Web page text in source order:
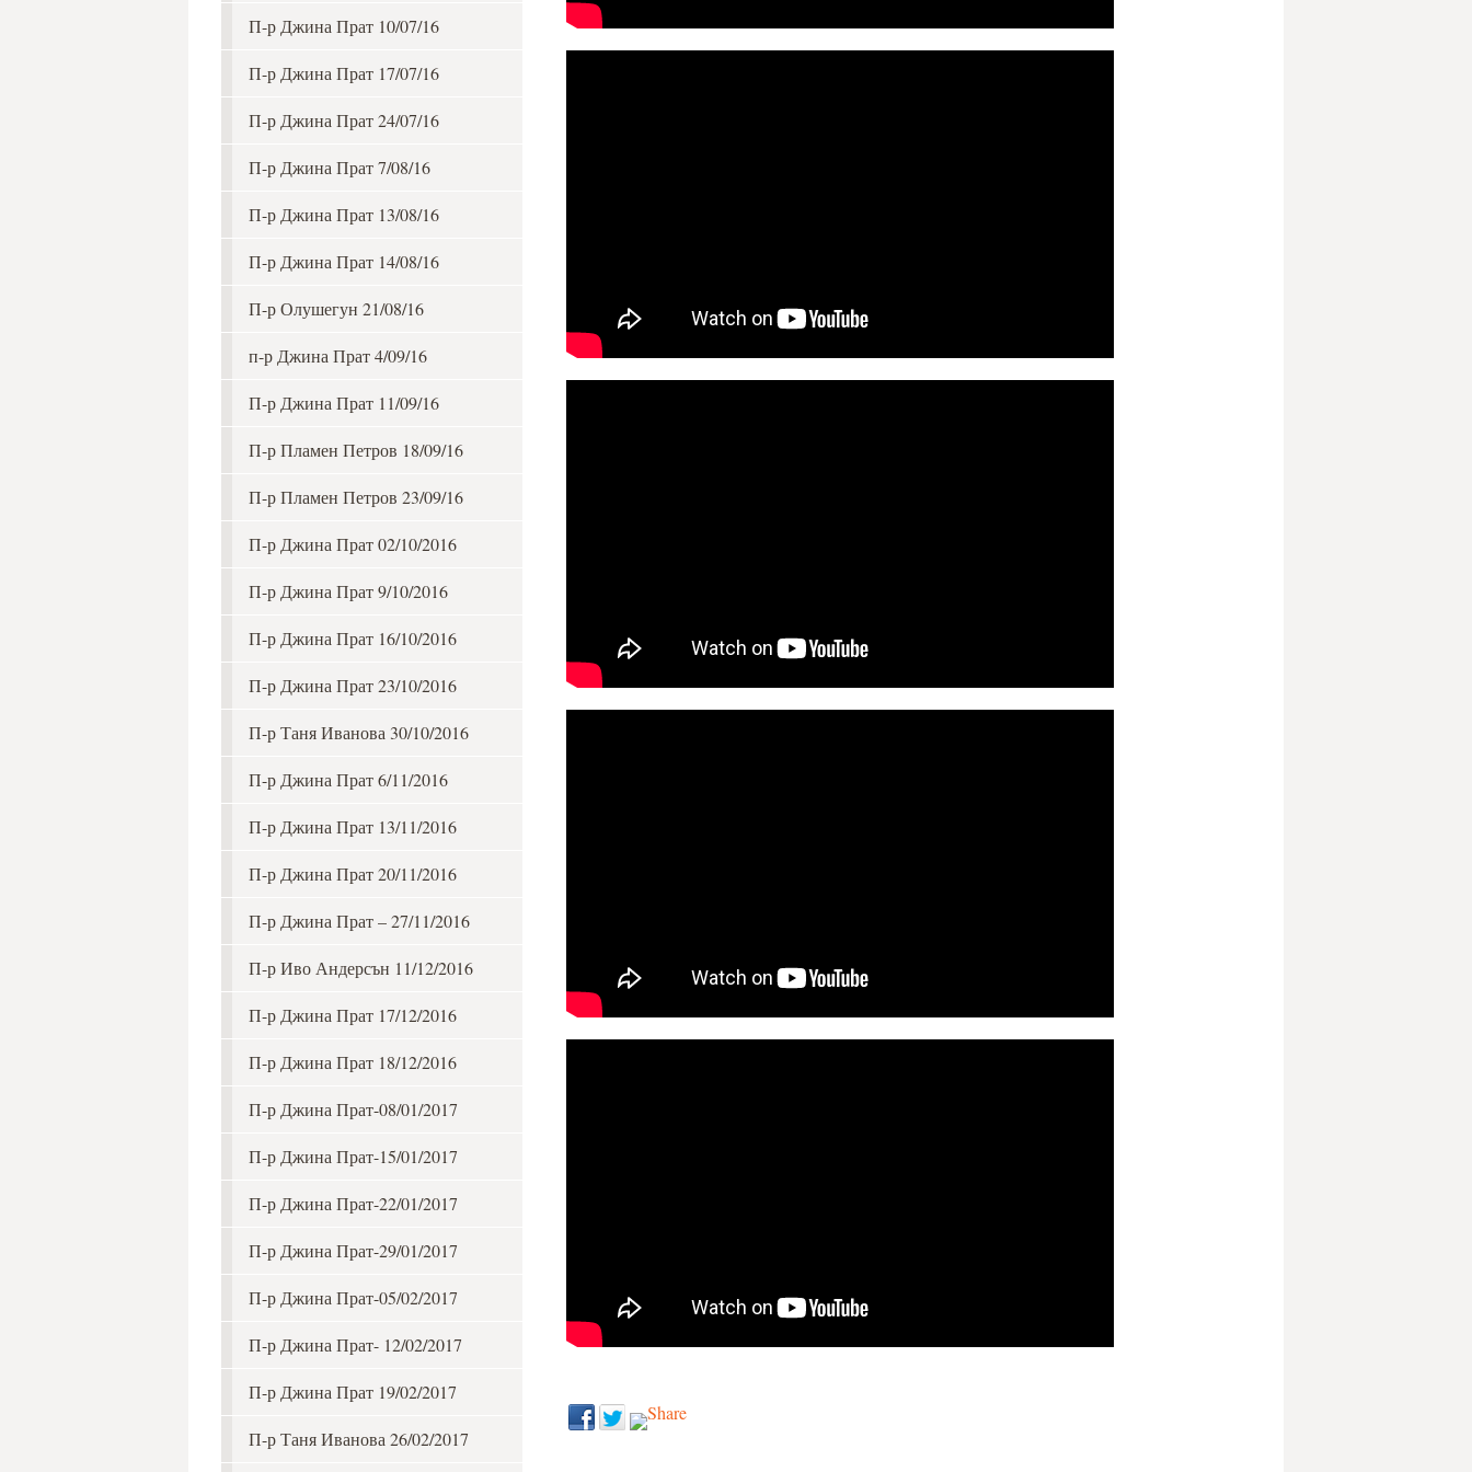
П-р Джина Прат 10/07/16
П-р Джина Прат 17/07/16
П-р Джина Прат 24/07/16
П-р Джина Прат 7/08/16
П-р Джина Прат 13/08/16
П-р Джина Прат 14/08/16
П-р Олушегун 21/08/16
п-р Джина Прат 4/09/16
П-р Джина Прат 11/09/16
П-р Пламен Петров 18/09/16
П-р Пламен Петров 23/09/16
П-р Джина Прат 02/10/2016
П-р Джина Прат 9/10/2016
П-р Джина Прат 16/10/2016
П-р Джина Прат 23/10/2016
П-р Таня Иванова 30/10/2016
П-р Джина Прат 6/11/2016
П-р Джина Прат 13/11/2016
П-р Джина Прат 20/11/2016
П-р Джина Прат – 27/11/2016
П-р Иво Андерсън 11/12/2016
П-р Джина Прат 17/12/2016
П-р Джина Прат 18/12/2016
П-р Джина Прат-08/01/2017
П-р Джина Прат-15/01/2017
П-р Джина Прат-22/01/2017
П-р Джина Прат-29/01/2017
П-р Джина Прат-05/02/2017
П-р Джина Прат- 12/02/2017
П-р Джина Прат 19/02/2017
П-р Таня Иванова 26/02/2017